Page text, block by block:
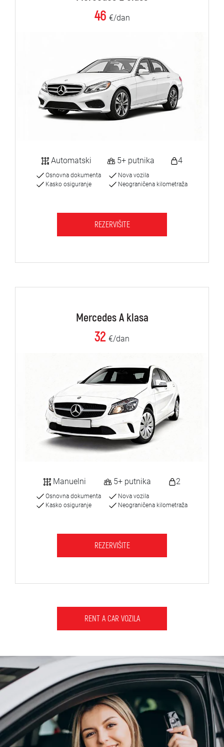
46 €/dan
Automatski 5+ putnika 4
Osnovna dokumenta
Kasko osiguranje
Nova vozila
Neograničena kilometraža
REZERVIŠITE
Mercedes A klasa
32 €/dan
Manuelni 5+ putnika 2
Osnovna dokumenta
Kasko osiguranje
Nova vozila
Neograničena kilometraža
REZERVIŠITE
RENT A CAR VOZILA